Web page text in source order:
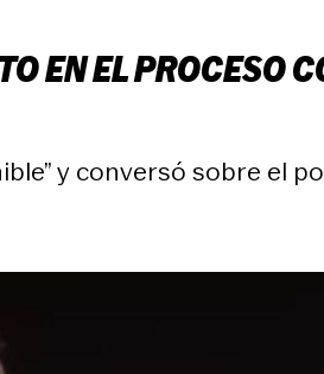
EN EL PROCESO
y conversó sobre el